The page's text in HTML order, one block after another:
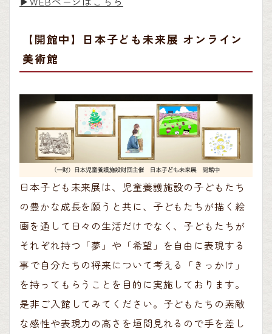
【開館中】日本子ども未来展 オンライン
美術館
日本子ども未来展は、児童養護施設の子どもたち
の豊かな成長を願うと共に、子どもたちが描く絵
画を通して日々の生活だけでなく、子どもたちが
それぞれ持つ「夢」や「希望」を自由に表現する
事で自分たちの将来について考える「きっかけ」
を持ってもらうことを目的に実施しております。
是非ご入館してみてください。子どもたちの素敵
な感性や表現力の高さを垣間見れるので手を差し